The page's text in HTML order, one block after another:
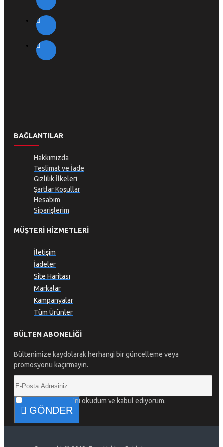
BAĞLANTILAR
Hakkımızda
Teslimat ve İade
Gizlilik İlkeleri
Şartlar Koşullar
Hesabım
Siparişlerim
MÜŞTERI HIZMETLERI
İletişim
İadeler
Site Haritası
Markalar
Kampanyalar
Tüm Ürünler
BÜLTEN ABONELIĞI
Bültenimize kaydolarak herhangi bir güncelleme veya
promosyonu kaçırmayın.
GÖNDER
'ni okudum ve kabul ediyorum.